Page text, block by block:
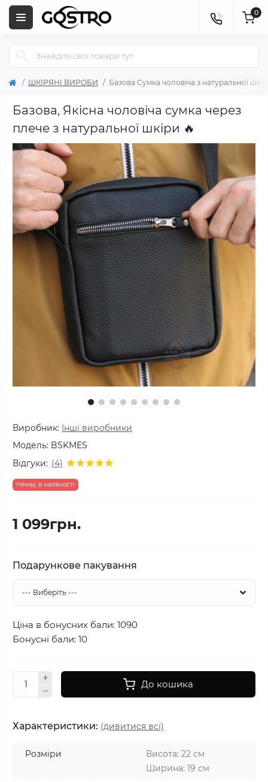
0
ШКІРЯНІ ВИРОБИ Базова Сумка чоловіча з натуральної
Базова, Якісна чоловіча сумка через
плече з натуральної шкіри 🔥
Виробник: Інші виробники
Модель: BSKMES
Відгуки: (4)
Немає в наявності
1 099грн.
Подарункове пакування
Ціна в бонусних бали: 1090
Бонусні бали: 10
До кошика
Характеристики: (дивитися всі)
Розміри
Висота: 22 см
Ширина: 19 см